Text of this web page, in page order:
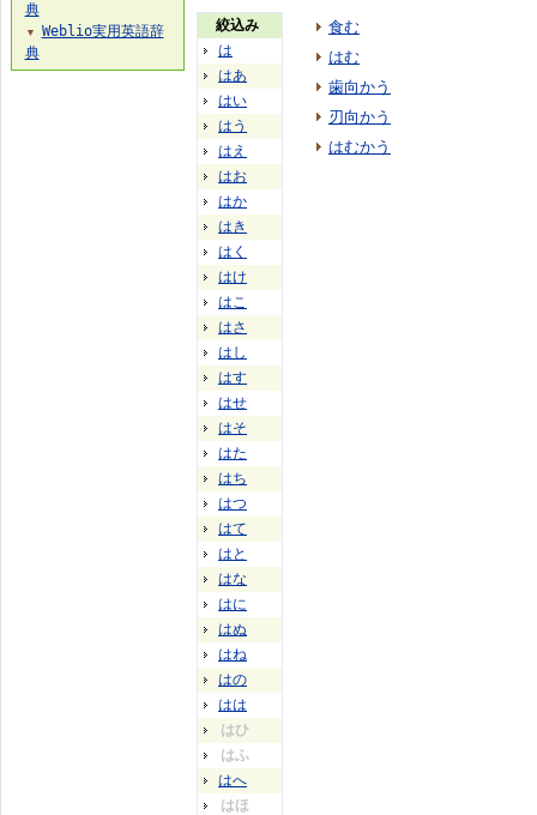
絞込み
は
はあ
はい
はう
はえ
はお
はか
はき
はく
はけ
はこ
はさ
はし
はす
はせ
はそ
はた
はち
はつ
はて
はと
はな
はに
はぬ
はね
はの
はは
はひ
はふ
はへ
はほ
食む
はむ
歯向かう
刃向かう
はむかう
典
▼
Weblio実用英語辞
典